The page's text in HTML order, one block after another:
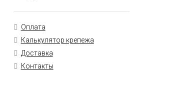
Оплата
Калькулятор крепежа
Доставка
Контакты